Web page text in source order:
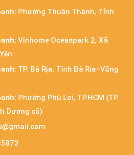
Phường Thuận Thành, Tỉnh
Vinhome Oceanpark 2, Xã
TP. Bà Rịa, Tỉnh Bà Rịa–Vũng
Phường Phú Lợi, TP.HCM (TP.
Dương cũ)